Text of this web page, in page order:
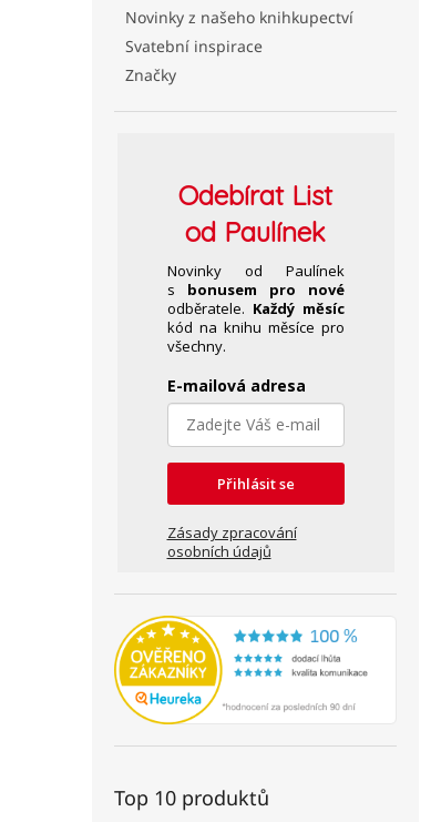
Novinky z našeho knihkupectví
Svatební inspirace
Značky
OdebíratList
od Paulínek
Novinky od Paulínek
s bonusem pro nové
odběratele. Každý měsíc
kód na knihu měsíce pro
všechny.
E-mailová adresa
Přihlásit se
Zásady zpracování
osobních údajů
Top 10 produktů